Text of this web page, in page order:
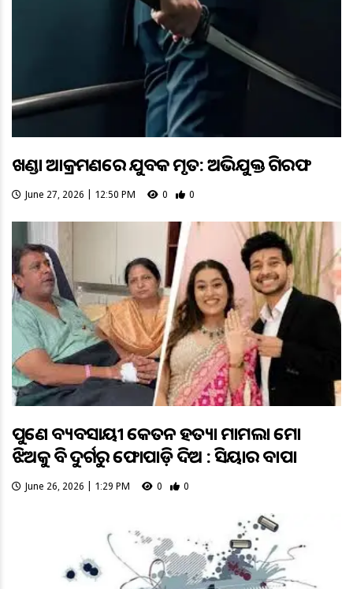
ଖଣ୍ଡା ଆକ୍ରମଣରେ ଯୁବକ ମୃତ: ଅଭିଯୁକ୍ତ ଗିରଫ
June 27, 2026 | 12:50 PM 0 0
ପୁଣେ ବ୍ୟବସାୟୀ କେତନ ହତ୍ୟା ମାମଲା ମୋ
ଝିଅକୁ ବି ଦୁର୍ଗରୁ ଫୋପାଡ଼ି ଦିଅ : ସିୟାର ବାପା
June 26, 2026 | 1:29 PM 0 0